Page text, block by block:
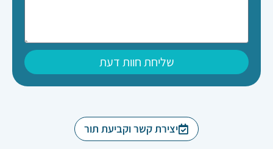
שליחת חוות דעת
יצירת קשר וקביעת תור